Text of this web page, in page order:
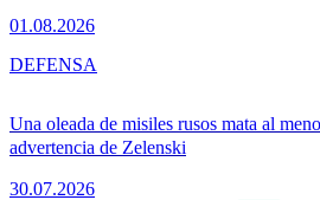
01.08.2026
Una oleada de misiles rusos mata al
advertencia de Zelenski
30.07.2026
DEFENSA